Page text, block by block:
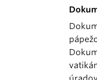
úradov